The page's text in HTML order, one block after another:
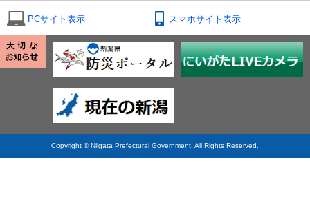
PCサイト表示 スマホサイト表示
Copyright © Niigata Prefectural Government. All Rights Reserved.